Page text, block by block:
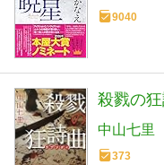
9040
殺戮の
中山七里
373